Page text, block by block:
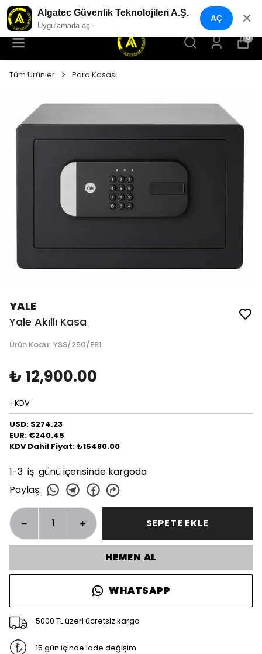
YENI NESIL GÜVENLIK GEÇIŞ SISTEMLERI
0
Tüm Ürünler Para Kasası
YALE
Yale Akıllı Kasa
Ürün Kodu: YSS/250/EB1
₺ 12,900.00
+KDV
USD: $274.23
EUR: €240.45
KDV Dahil Fiyat: ₺15480.00
1-3 iş günü içerisinde kargoda
Paylaş:
SEPETE EKLE
HEMEN AL
WHATSAPP
5000 TL üzeri ücretsiz kargo
15 gün içinde iade değişim
Algatec Güvenlik Teknolojileri A.Ş.
Uygulamada aç
AÇ ✕